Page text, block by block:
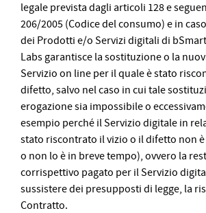
legale prevista dagli articoli 128 e
206/2005 (Codice del consumo) e in
dei Prodotti e/o Servizi digitali di
Labs garantisce la sostituzione o la
Servizio on line per il quale è stato
difetto, salvo nel caso in cui tale
erogazione sia impossibile o
esempio perché il Servizio digitale in
stato riscontrato il vizio o il difetto non
o non lo è in breve tempo), ovvero la
corrispettivo pagato per il Servizio
sussistere dei presupposti di legge, la
Contratto.